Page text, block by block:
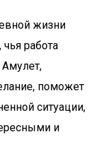
жизни
работа
поможет
ситуации,
и